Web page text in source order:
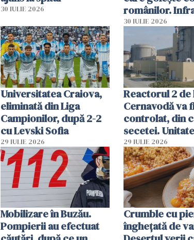
30 IULIE 2026
românilor.
folosesc
Ghișeul.ro și
Române
30 IULIE 2026
Universitatea Craiova,
eliminată din Liga
Campionilor, după 2-2
cu Levski Sofia
29 IULIE 2026
Reactorul 2 de
Cernavodă va
controlat, din
secetei.
deja oprită
29 IULIE 2026
Mobilizare în Buzău.
Pompierii au efectuat
Crumble cu
înghețată de